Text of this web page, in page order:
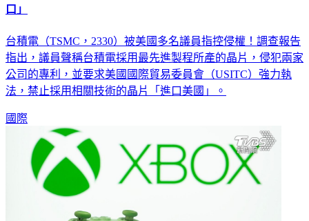
口」
台積電（TSMC，2330）被美國多名議員指控侵權！調查報告
指出，議員聲稱台積電採用最先進製程所產的晶片，侵犯兩家
公司的專利，並要求美國國際貿易委員會（USITC）強力執
法，禁止採用相關技術的晶片「進口美國」。
國際